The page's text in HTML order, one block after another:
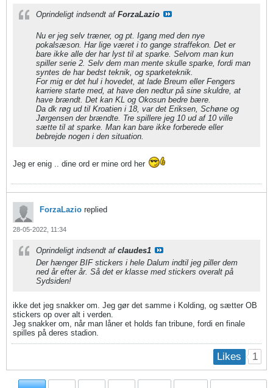
Oprindeligt indsendt af ForzaLazio
Nu er jeg selv træner, og pt. Igang med den nye
pokalsæson. Har lige været i to gange straffekon. Det er
bare ikke alle der har lyst til at sparke. Selvom man kun
spiller serie 2. Selv dem man mente skulle sparke, fordi man
syntes de har bedst teknik, og sparketeknik.
For mig er det hul i hovedet, at lade Breum eller Fengers
karriere starte med, at have den nedtur på sine skuldre, at
have brændt. Det kan KL og Okosun bedre bære.
Da dk røg ud til Kroatien i 18, var det Eriksen, Schøne og
Jørgensen der brændte. Tre spillere jeg 10 ud af 10 ville
sætte til at sparke. Man kan bare ikke forberede eller
bebrejde nogen i den situation.
Jeg er enig .. dine ord er mine ord her
ForzaLazio replied
28-05-2022, 11:34
Oprindeligt indsendt af claudes1
Der hænger BIF stickers i hele Dalum indtil jeg piller dem
ned år efter år. Så det er klasse med stickers overalt på
Sydsiden!
ikke det jeg snakker om. Jeg gør det samme i Kolding, og sætter OB
stickers op over alt i verden.
Jeg snakker om, når man låner et holds fan tribune, fordi en finale
spilles på deres stadion.
Likes 1